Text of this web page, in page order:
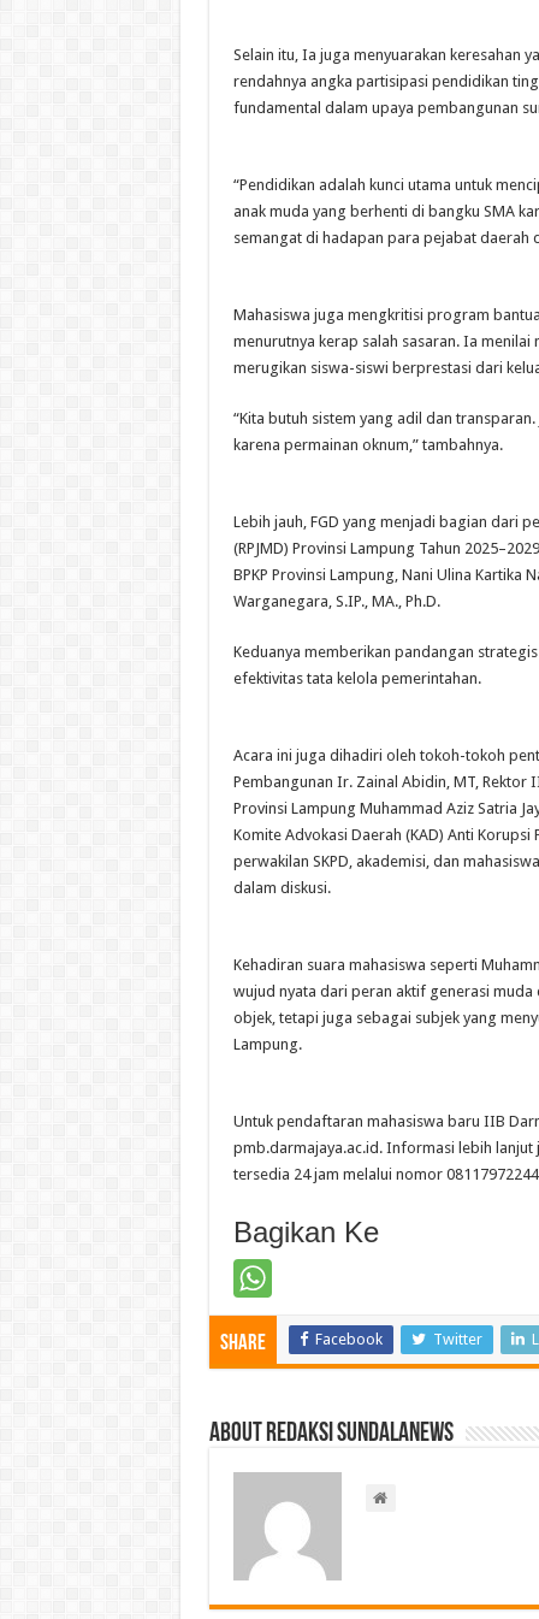
Selain itu, Ia juga menyuarakan keresahan
rendahnya angka partisipasi pendidikan
fundamental dalam upaya pembangunan
“Pendidikan adalah kunci utama untuk
anak muda yang berhenti di bangku SMA
semangat di hadapan para pejabat daerah
Mahasiswa juga mengkritisi program
menurutnya kerap salah sasaran. Ia
merugikan siswa-siswi berprestasi dari
“Kita butuh sistem yang adil dan
karena permainan oknum,” tambahnya.
Lebih jauh, FGD yang menjadi bagian dari
(RPJMD) Provinsi Lampung Tahun
BPKP Provinsi Lampung, Nani Ulina Kartika
Warganegara, S.IP., MA., Ph.D.
Keduanya memberikan pandangan
efektivitas tata kelola pemerintahan.
Acara ini juga dihadiri oleh tokoh-tokoh
Pembangunan Ir. Zainal Abidin, MT, Rektor
Provinsi Lampung Muhammad Aziz Satria
Komite Advokasi Daerah (KAD) Anti
perwakilan SKPD, akademisi, dan
dalam diskusi.
Kehadiran suara mahasiswa seperti
wujud nyata dari peran aktif generasi
objek, tetapi juga sebagai subjek yang
Lampung.
Untuk pendaftaran mahasiswa baru IIB
pmb.darmajaya.ac.id. Informasi lebih
tersedia 24 jam melalui nomor
Bagikan Ke
Share Facebook Twitter
About Redaksi Sundalanews